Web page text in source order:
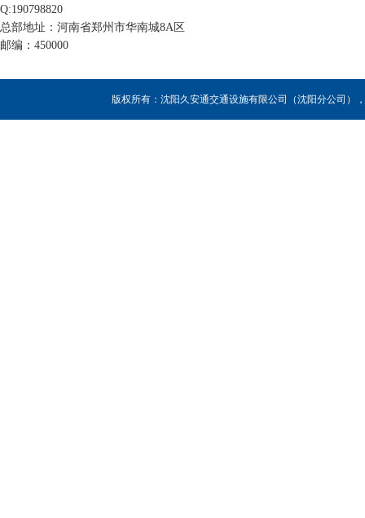
Q:190798820
总部地址：河南省郑州市华南城8A区
邮编：450000
版权所有：沈阳久安通交通设施有限公司（沈阳分公司）